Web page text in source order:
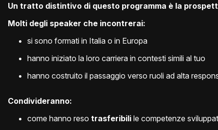
Un tratto distintivo di questo programma è la
Molti degli speaker che incontrerai:
si sono formati in Italia o in Europa
hanno iniziato la loro carriera in contesti simili al tuo
hanno costruito il passaggio verso ruoli ad alta
Condivideranno:
come hanno reso trasferibili le competenze